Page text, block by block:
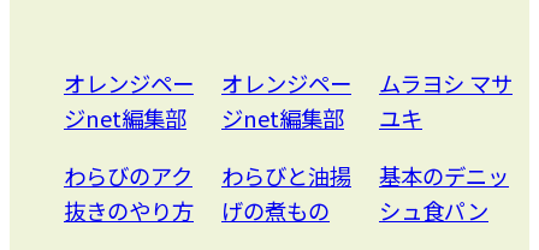
オレンジペー
ジnet編集部
わらびと油揚
げの煮もの
ムラヨシ マサ
ユキ
基本のデニッ
シュ食パン
榎本 美沙
みかんのシロ
ップ漬け
185kcal